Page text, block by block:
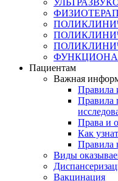
Пациентам
Важная
Правила
Правила
Права и
Как
Правила
Виды
Вакцинация